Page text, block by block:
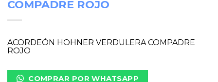
COMPADRE ROJO
ACORDEÓN HOHNER VERDULERA COMPADRE
ROJO
COMPRAR POR WHATSAPP